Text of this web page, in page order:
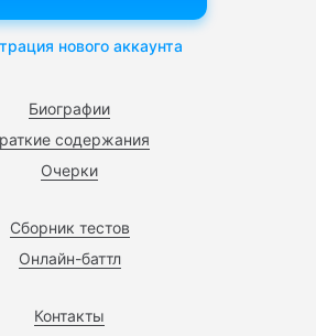
Биографии
содержания
Очерки
Сборник тестов
Онлайн-баттл
Контакты
нового аккаунта